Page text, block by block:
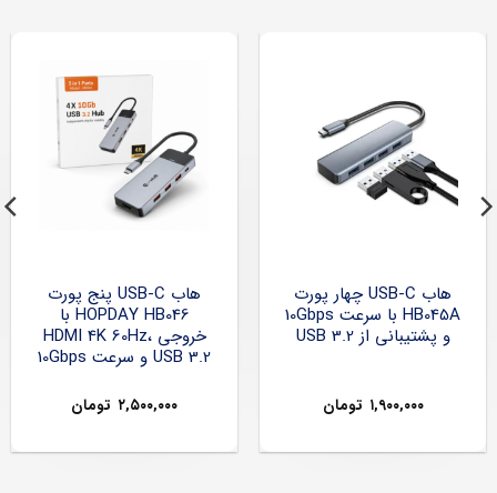
هاب USB-C چهار پورت
HB045A با سرعت 10Gbps
و پشتیبانی از USB 3.2
۱,۹۰۰,۰۰۰ تومان
هاب USB-C پنج پورت
HOPDAY HB046 با
خروجی HDMI 4K 60Hz،
USB 3.2 و سرعت 10Gbps
۲,۵۰۰,۰۰۰ تومان